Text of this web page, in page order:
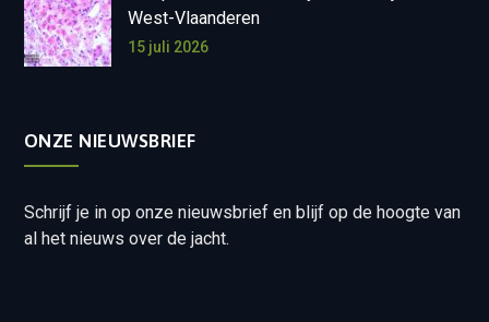
West-Vlaanderen
15 juli 2026
ONZE NIEUWSBRIEF
Schrijf je in op onze nieuwsbrief en blijf op de hoogte van
al het nieuws over de jacht.